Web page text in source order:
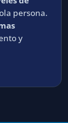
persona.
y